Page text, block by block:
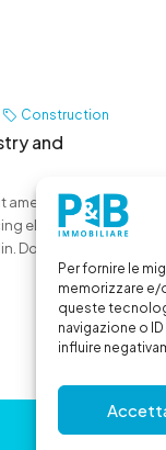
Per fornire le
memorizzare
queste
navigazione o
influire
Construction
and
elit. Duis mollis
Donec...